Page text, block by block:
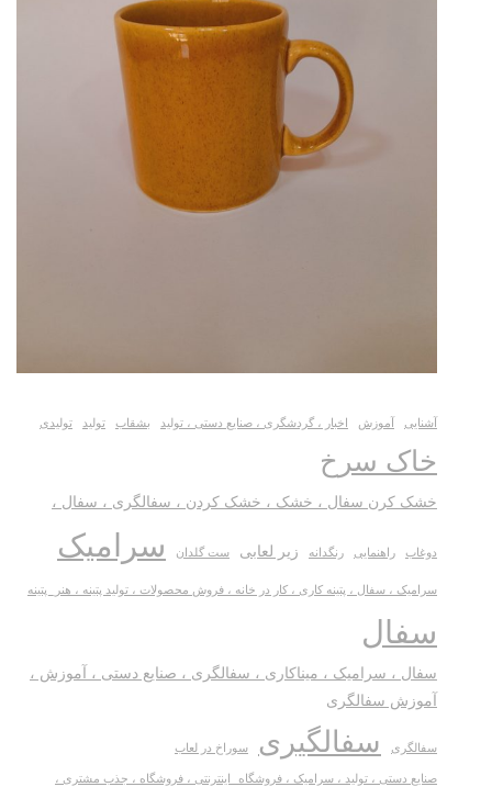
آشنایی آموزش اخبار ، گردشگری ، صنایع دستی ، تولید بشقاب تولید تولیدی
خاک سرخ
خشک کرن سفال ، خشک ، خشک کردن ، سفالگری ، سفال ،
دوغاب راهنمایی رنگدانه زیر لعابی ست گلدان سرامیک
سرامیک ، سفال ، پتینه کاری ، کار در خانه ، فروش محصولات ، تولید پتینه ، هنر_پتینه
سفال
سفال ، سرامیک ، میناکاری ، سفالگری ، صنایع دستی ، آموزش ،
آموزش سفالگری
سفالگری سفالگیری
سوراخ در لعاب
صنایع دستی ، تولید ، سرامیک ، فروشگاه_اینترنتی ، فروشگاه ، جذب مشتری ،